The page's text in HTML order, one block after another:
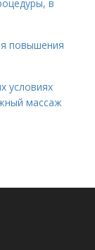
в
повышения
условиях
массаж